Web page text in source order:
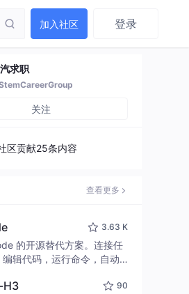
加入社区 登录
求职
关注
区贡献25条内容
查看更多
3.63 K
的开源替代方案。连接任
辑代码，运行命令，自动
An open-source alternativ
H3 90